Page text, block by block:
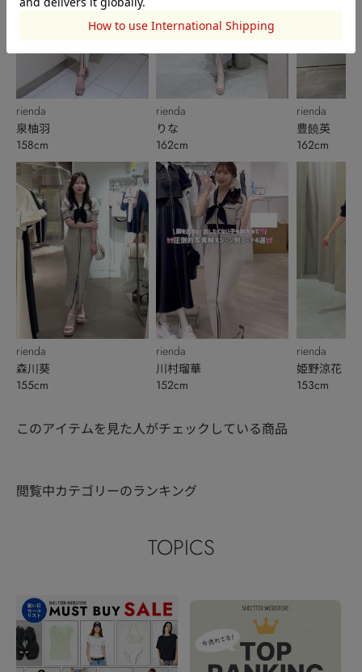
rienda
泉柚羽
158cm
rienda
森川葵
155cm
rienda
りな
162cm
rienda
川村瑠華
152cm
rienda
豊饒英
162cm
rienda
姫野涼花
153cm
このアイテムを見た人がチェックしている商品
閲覧中カテゴリーのランキング
TOPICS